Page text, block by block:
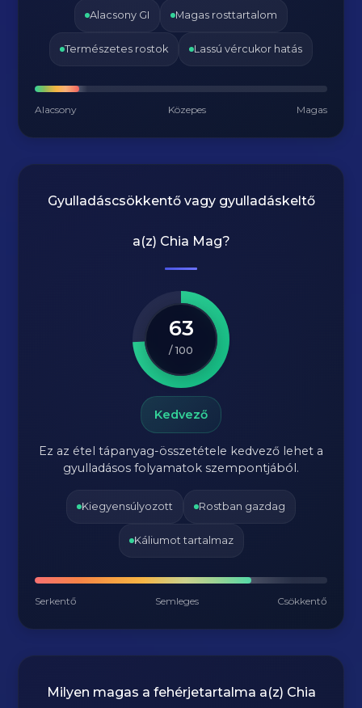
Alacsony GI Magas rosttartalom
Természetes rostok Lassú vércukor hatás
Alacsony Közepes Magas
Gyulladáscsökkentő vagy gyulladáskeltő
a(z) Chia Mag?
63
/ 100
Kedvező
Ez az étel tápanyag-összetétele kedvező lehet a
gyulladásos folyamatok szempontjából.
Kiegyensúlyozott Rostban gazdag
Káliumot tartalmaz
Serkentő Semleges Csökkentő
Milyen magas a fehérjetartalma a(z) Chia